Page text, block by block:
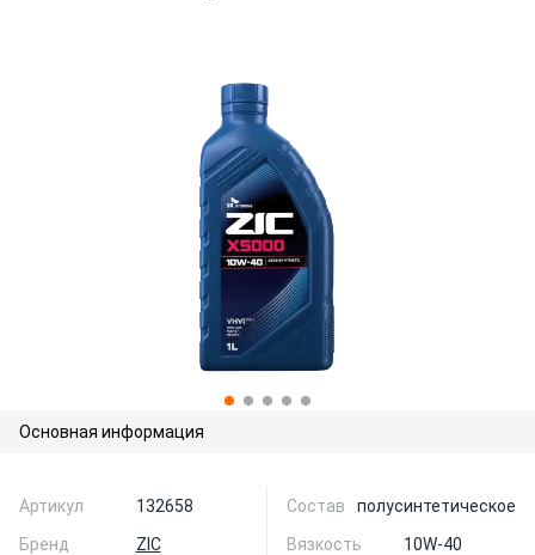
Основная информация
Артикул
132658
Бренд
ZIC
Состав
полусинтетическое
Вязкость
10W-40